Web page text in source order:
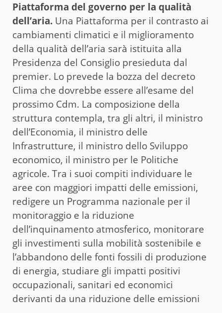
Piattaforma del governo per la qualità
dell’aria. Una Piattaforma per il contrasto ai
cambiamenti climatici e il miglioramento
della qualità dell’aria sarà istituita alla
Presidenza del Consiglio presieduta dal
premier. Lo prevede la bozza del decreto
Clima che dovrebbe essere all’esame del
prossimo Cdm. La composizione della
struttura contempla, tra gli altri, il ministro
dell’Economia, il ministro delle
Infrastrutture, il ministro dello Sviluppo
economico, il ministro per le Politiche
agricole. Tra i suoi compiti individuare le
aree con maggiori impatti delle emissioni,
redigere un Programma nazionale per il
monitoraggio e la riduzione
dell’inquinamento atmosferico, monitorare
gli investimenti sulla mobilità sostenibile e
l’abbandono delle fonti fossili di produzione
di energia, studiare gli impatti positivi
occupazionali, sanitari ed economici
derivanti da una riduzione delle emissioni